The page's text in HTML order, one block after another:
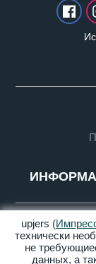
upjers
технически
не
данных, а